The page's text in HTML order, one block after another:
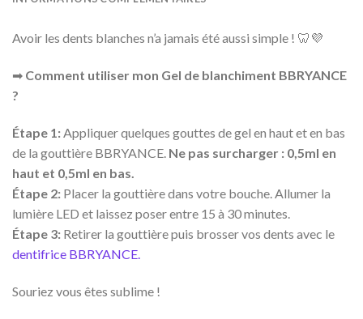
Avoir les dents blanches n’a jamais été aussi simple ! 🦷💜
➡ Comment utiliser mon Gel de blanchiment BBRYANCE
?
Étape 1:Appliquer quelques gouttes de gel en haut et en bas
de la gouttière BBRYANCE. Ne pas surcharger : 0,5ml en
haut et 0,5ml en bas.
Étape 2: Placer la gouttière dans votre bouche. Allumer la
lumière LED et laissez poser entre 15 à 30 minutes.
Étape 3: Retirer la gouttière puis brosser vos dents avec le
dentifrice BBRYANCE.
Souriez vous êtes sublime !